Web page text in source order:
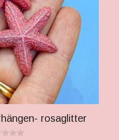
kan
väljas
på
produktsidan
rosaglitter